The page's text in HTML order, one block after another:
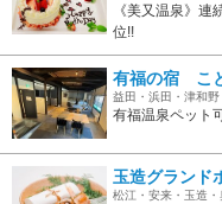
《美又温泉》
位!!
有福の宿 こ
益田・浜田・津和野
有福温泉ペット
玉造グラン
松江・安来・玉造・